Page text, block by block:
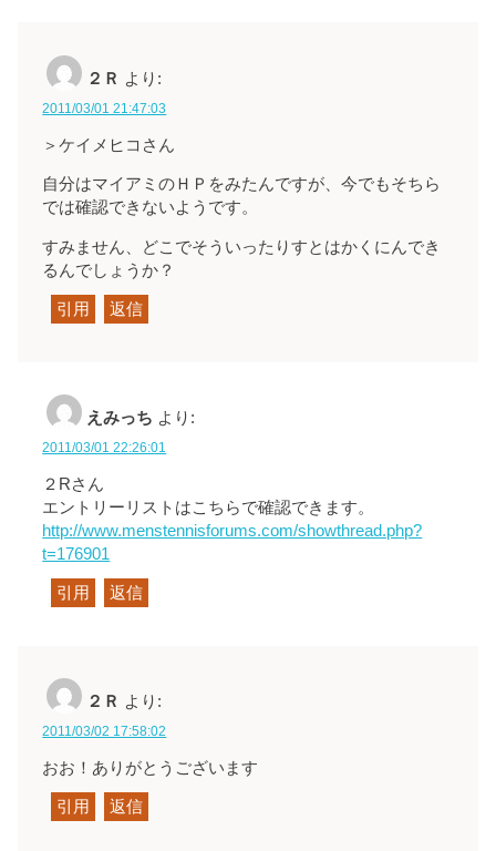
２Ｒ より:
2011/03/01 21:47:03
＞ケイメヒコさん
自分はマイアミのＨＰをみたんですが、今でもそちら
では確認できないようです。
すみません、どこでそういったりすとはかくにんでき
るんでしょうか？
引用 返信
えみっち より:
2011/03/01 22:26:01
２Rさん
エントリーリストはこちらで確認できます。
http://www.menstennisforums.com/showthread.php?
t=176901
引用 返信
２Ｒ より:
2011/03/02 17:58:02
おお！ありがとうございます
引用 返信